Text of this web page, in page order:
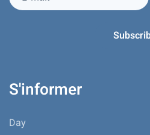
S'informer
Day